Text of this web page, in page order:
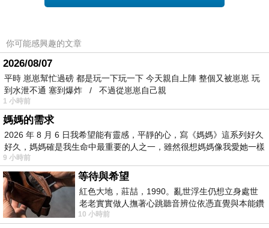
覺得很不錯，CP值很高，味道也很特別
所以我決定今年買
(全素)來吃吃看
看看圖片，你是不是也很想吃呢
你可能感興趣的文章
2026/08/07
平時 崽崽幫忙過磅 都是玩一下玩一下 今天親自上陣 整個又被崽崽 玩
到水泄不通 塞到爆炸 / 不過從崽崽自己親
1 小時前
媽媽的需求
2026 年 8 月 6 日我希望能有靈感，平靜的心，寫《媽媽》這系列好久
好久，媽媽確是我生命中最重要的人之一，雖然很想媽媽像我愛她一樣
9 小時前
等待與希望
紅色大地，莊喆，1990。亂世浮生仍想立身處世
老老實實做人撫著心跳聽音辨位依憑直覺與本能鑽
向裂隙的亮處探索另一個心聲另一個共鳴的
10 小時前